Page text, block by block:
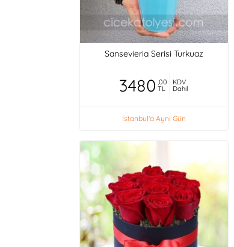
Sansevieria Serisi Turkuaz
3480 ,00
TL
KDV
Dahil
İstanbul'a Aynı Gün